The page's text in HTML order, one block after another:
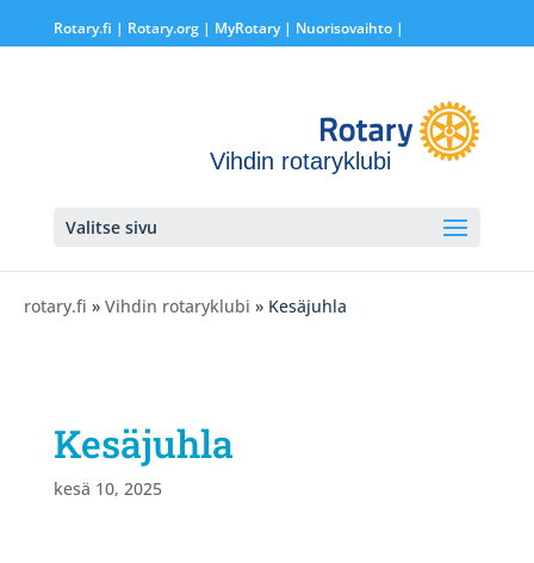
Rotary.fi | Rotary.org| MyRotary | Nuorisovaihto|
Vihdin rotaryklubi
Valitse sivu
rotary.fi » Vihdin rotaryklubi » Kesäjuhla
Kesäjuhla
kesä 10, 2025